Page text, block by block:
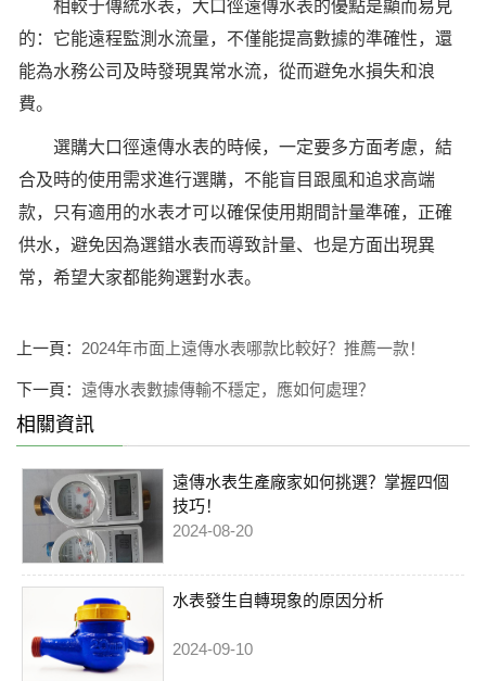
相較于傳統水表，大口徑遠傳水表的優點是顯而易見
的：它能遠程監測水流量，不僅能提高數據的準確性，還
能為水務公司及時發現異常水流，從而避免水損失和浪
費。
選購大口徑遠傳水表的時候，一定要多方面考慮，結
合及時的使用需求進行選購，不能盲目跟風和追求高端
款，只有適用的水表才可以確保使用期間計量準確，正確
供水，避免因為選錯水表而導致計量、也是方面出現異
常，希望大家都能夠選對水表。
上一頁： 2024年市面上遠傳水表哪款比較好？推薦一款！
下一頁： 遠傳水表數據傳輸不穩定，應如何處理？
相關資訊
遠傳水表生產廠家如何挑選？掌握四個
技巧！
2024-08-20
水表發生自轉現象的原因分析
2024-09-10